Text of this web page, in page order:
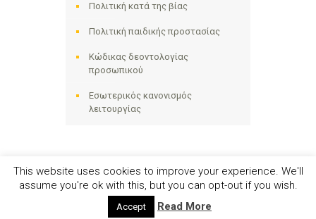
Πολιτική κατά της βίας
Πολιτική παιδικής προστασίας
Κώδικας δεοντολογίας
προσωπικού
Εσωτερικός κανονισμός
λειτουργίας
Ηλιακτίδα ΑΜΚΕ © 2024 - All Right Reserved
Αριθμός Γ.Ε.ΜΗ. 141258642000
This website uses cookies to improve your experience. We'll
assume you're ok with this, but you can opt-out if you wish.
Accept Read More